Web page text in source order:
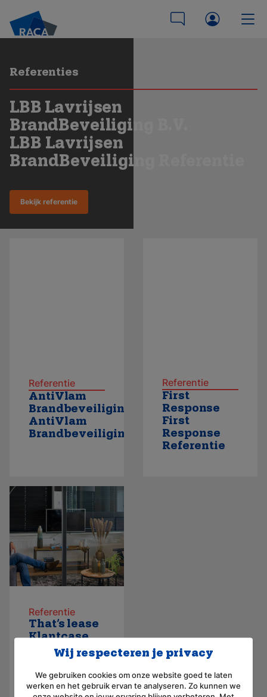
Referenties
LBB Lavrijsen
BrandBeveiliging B.V.
LBB Lavrijsen
BrandBeveiliging Referentie
Bekijk referentie
Referentie
AntiVlam
Brandbeveiliging
AntiVlam
Brandbeveiliging
Referentie
First
Response
First
Response
Referentie
Referentie
That’s lease
Klantcase
That’s lease:
Verlichting
voor een
bedrijf met
Wij respecteren je privacy
We gebruiken cookies om onze website goed te laten
werken en het gebruik ervan te analyseren. Zo kunnen we